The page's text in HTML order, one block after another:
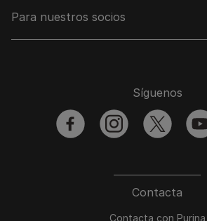
Para nuestros socios
Contacta
Contacta con Purina
Síguenos
facebookinstagramtwitter